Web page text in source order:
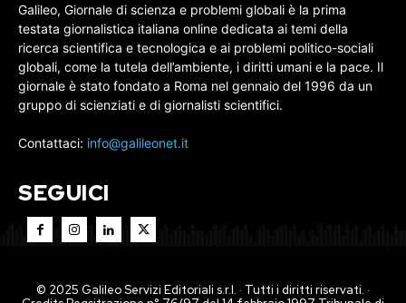
Galileo, Giornale di scienza e problemi globali è la prima
testata giornalistica italiana online dedicata ai temi della
ricerca scientifica e tecnologica e ai problemi politico-sociali
globali, come la tutela dell’ambiente, i diritti umani e la pace. Il
giornale è stato fondato a Roma nel gennaio del 1996 da un
gruppo di scienziati e di giornalisti scientifici.
Contattaci: info@galileonet.it
SEGUICI
© 2025 Galileo Servizi Editoriali s.r.l. · Tutti i diritti riservati. ·